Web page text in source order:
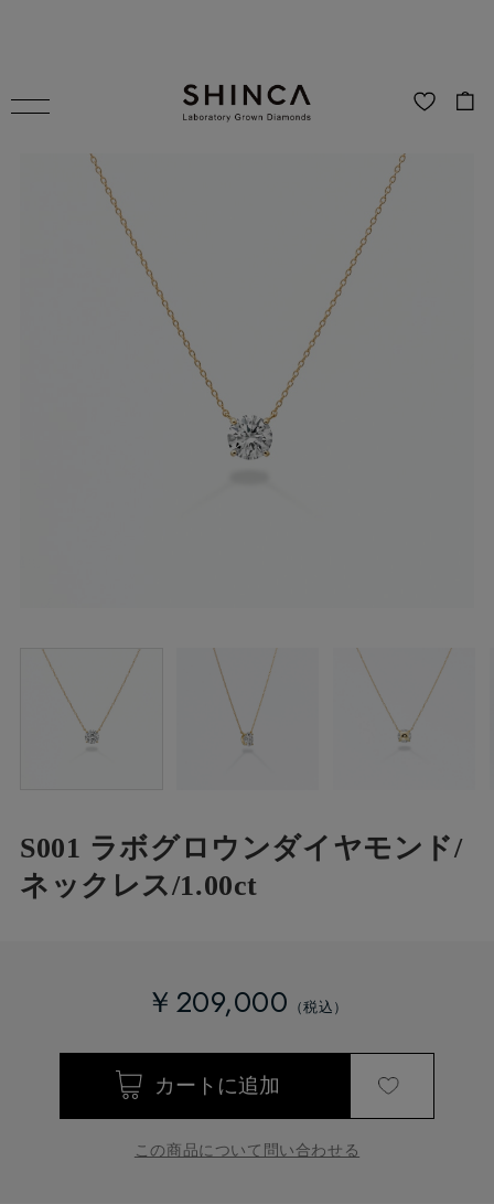
S001 ラボグロウンダイヤモンド/
ネックレス/1.00ct
￥209,000
この商品について問い合わせる